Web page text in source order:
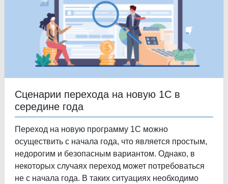
Сценарии перехода на новую 1С в
середине года
Переход на новую программу 1С можно
осуществить с начала года, что является простым,
недорогим и безопасным вариантом. Однако, в
некоторых случаях переход может потребоваться
не с начала года. В таких ситуациях необходимо